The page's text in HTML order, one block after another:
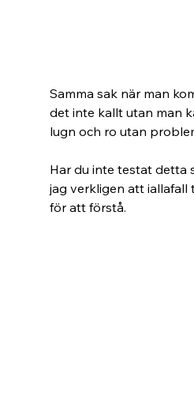
Samma sak när man
det inte kallt utan man
lugn och ro utan
Har du inte testat detta
jag verkligen att iallafall
för att förstå.